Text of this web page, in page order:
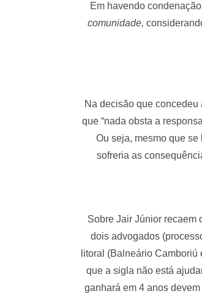
Em havendo
comunidade,
Na decisão que
que “nada obsta a
Ou seja, mesmo que
sofreria as
Sobre Jair Júnior recaem
dois advogados
litoral (Balneário
que a sigla não está
ganhará em 4 anos